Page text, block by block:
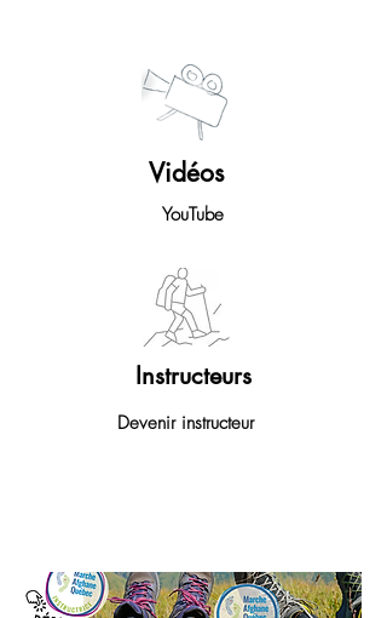
Vidéos
YouTube
Instructeurs
Devenir instructeur